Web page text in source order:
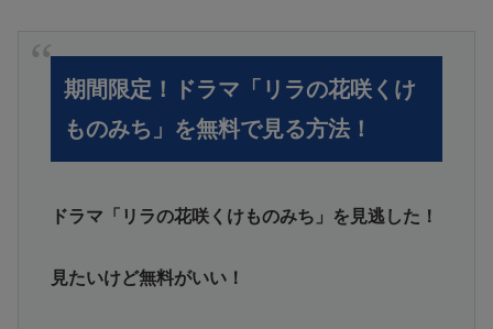
期間限定！ドラマ「リラの花咲くけ
ものみち」を無料で見る方法！
ドラマ「リラの花咲くけものみち」を見逃した！
見たいけど無料がいい！